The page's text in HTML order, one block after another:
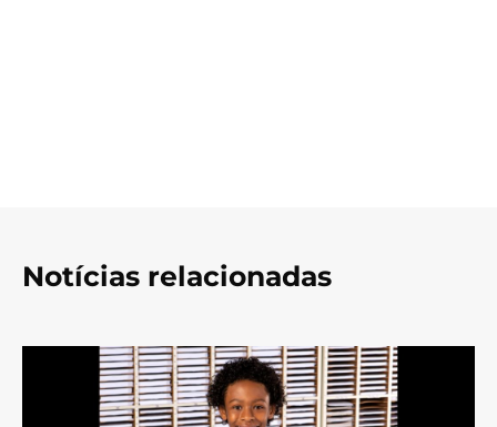
Notícias relacionadas